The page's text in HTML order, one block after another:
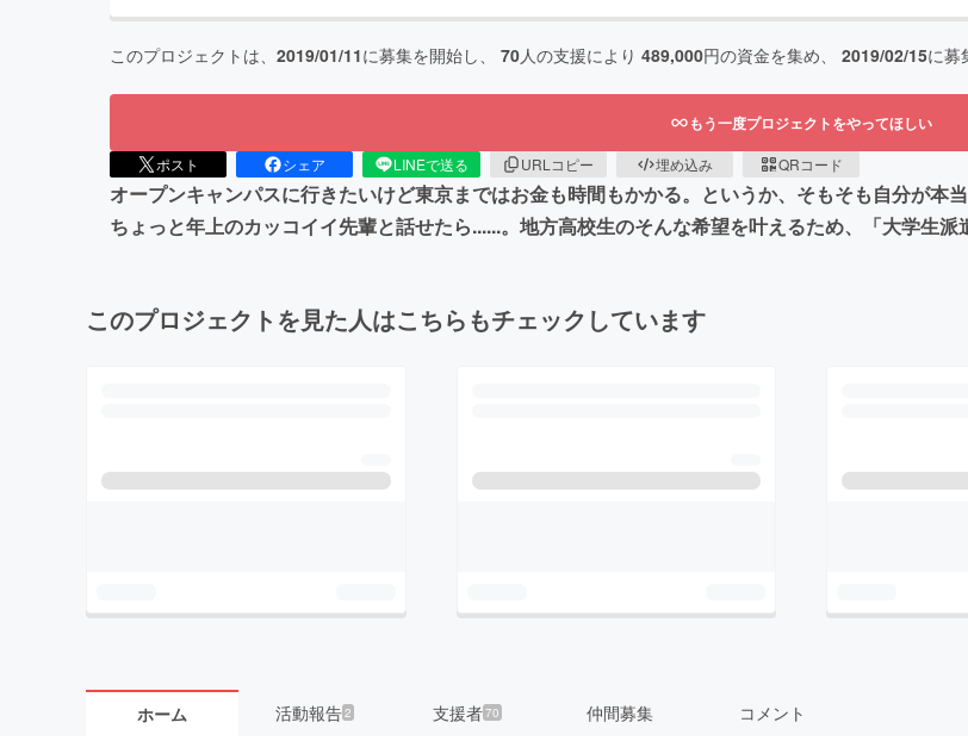
このプロジェクトは、 2019/01/11に募集を開始し、 70人の支援により 489,000円の資金を集め、 2019/02/15に募
もう一度プロジェクトをやってほしい
ポスト シェア LINEで送る URLコピー 埋め込み QRコード
オープンキャンパスに行きたいけど東京まではお金も時間もかかる。というか、そもそも自分が本
ちょっと年上のカッコイイ先輩と話せたら......。地方高校生のそんな希望を叶えるため、「大学生
このプロジェクトを見た人はこちらもチェックしています
ホーム 活動報告2 支援者70 仲間募集 コメント